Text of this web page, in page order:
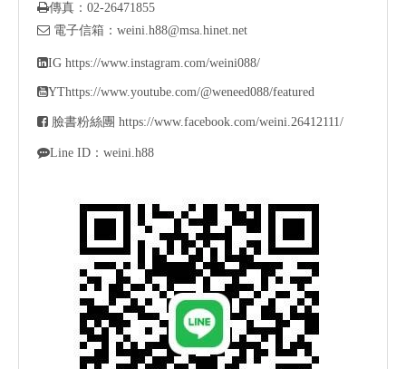
傳真：02-26471855
 電子信箱： weini.h88@msa.hinet.net
IG https://www.instagram.com/weini088/
YThttps://www.youtube.com/@weneed088/featured
 臉書粉絲團 https://www.facebook.com/weini.26412111/
Line ID：weini.h88